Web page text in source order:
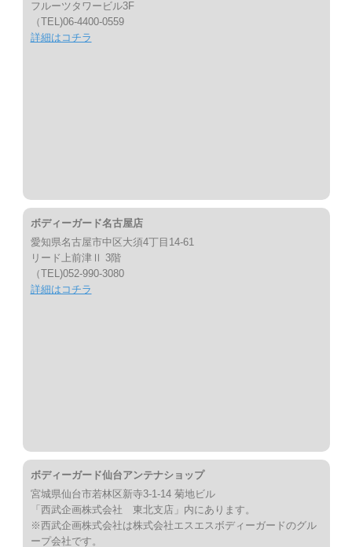
フルーツタワービル3F
（TEL)06-4400-0559
詳細はコチラ
ボディーガード名古屋店
愛知県名古屋市中区大須4丁目14-61
リード上前津Ⅱ 3階
（TEL)052-990-3080
詳細はコチラ
ボディーガード仙台アンテナショップ
宮城県仙台市若林区新寺3-1-14 菊地ビル
「西武企画株式会社 東北支店」内にあります。
※西武企画株式会社は株式会社エスエスボディーガードのグル
ープ会社です。